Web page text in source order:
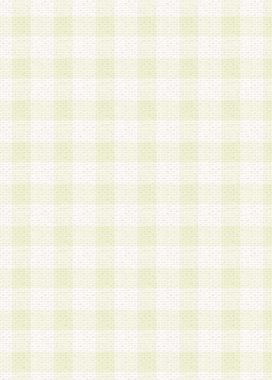
社は事前に会員本人の同意を得るものとします。
3.前項の定めに拘わらず、当社は、以下の目的に
意を 得ることなく、会員個人を識別できる情報
づき選定した委託業者に対して当社の責任におい
できるものとします。な お、当社は、当該委託
契約を締結しこれを遵守させるとともに、本規約
の注意をもって当該情報を使用させるものとし ま
a.本サービスに係る謝礼、景品、調査サンプル品
b.会員からの電話、メール等の問い合わせなどへ
c.モバイルリサーチ、またはグループ形式による
実施もしくは運営
d.その他これらに付随する業務
4.会員は、住所、電話番号その他の登録情報につ
合は、速やかに当社所定の変更手続きを行うもの
5.当社は、必要と認めた場合、会員に対して、電
手段により登録情報の対象者が会員登録者本人で
の内容が正確であること、アンケートの回答内容
うことができるものとます。
6.会員は、会員登録後当社が定期的に行う登録情
して、当社指定の期間内に更新手続きを行うもの
該期間内に更新手続きを行わない場合、その時点
発行したポイントは失効されるものとします。